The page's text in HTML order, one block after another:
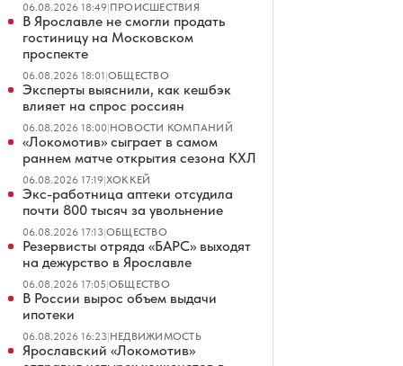
06.08.2026 18:49|ПРОИСШЕСТВИЯ
В Ярославле не смогли продать
гостиницу на Московском
проспекте
06.08.2026 18:01|ОБЩЕСТВО
Эксперты выяснили, как кешбэк
влияет на спрос россиян
06.08.2026 18:00|НОВОСТИ КОМПАНИЙ
«Локомотив» сыграет в самом
раннем матче открытия сезона КХЛ
06.08.2026 17:19|ХОККЕЙ
Экс-работница аптеки отсудила
почти 800 тысяч за увольнение
06.08.2026 17:13|ОБЩЕСТВО
Резервисты отряда «БАРС» выходят
на дежурство в Ярославле
06.08.2026 17:05|ОБЩЕСТВО
В России вырос объем выдачи
ипотеки
06.08.2026 16:23|НЕДВИЖИМОСТЬ
Ярославский «Локомотив»